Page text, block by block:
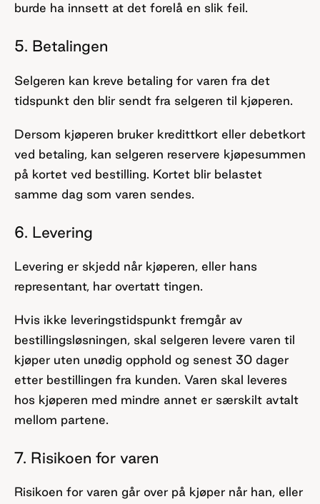
burde ha innsett at det forelå en slik feil.
5. Betalingen
Selgeren kan kreve betaling for varen fra det
tidspunkt den blir sendt fra selgeren til kjøperen.
Dersom kjøperen bruker kredittkort eller debetkort
ved betaling, kan selgeren reservere kjøpesummen
på kortet ved bestilling. Kortet blir belastet
samme dag som varen sendes.
6. Levering
Levering er skjedd når kjøperen, eller hans
representant, har overtatt tingen.
Hvis ikke leveringstidspunkt fremgår av
bestillingsløsningen, skal selgeren levere varen til
kjøper uten unødig opphold og senest 30 dager
etter bestillingen fra kunden. Varen skal leveres
hos kjøperen med mindre annet er særskilt avtalt
mellom partene.
7. Risikoen for varen
Risikoen for varen går over på kjøper når han, eller